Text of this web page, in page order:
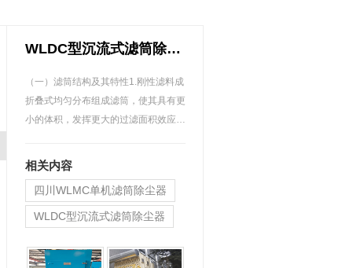
WLDC型沉流式滤筒除尘器
（一）滤筒结构及其特性1.刚性滤料成
折叠式均匀分布组成滤筒，使其具有更
小的体积，发挥更大的过滤面积效应。
相关内容
四川WLMC单机滤筒除尘器
WLDC型沉流式滤筒除尘器